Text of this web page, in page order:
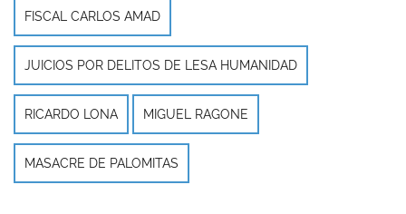
FISCAL CARLOS AMAD
JUICIOS POR DELITOS DE LESA HUMANIDAD
RICARDO LONA MIGUEL RAGONE
MASACRE DE PALOMITAS